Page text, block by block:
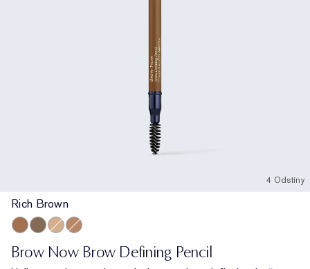
4 Odstíny
Rich Brown
Brow Now Brow Defining Pencil